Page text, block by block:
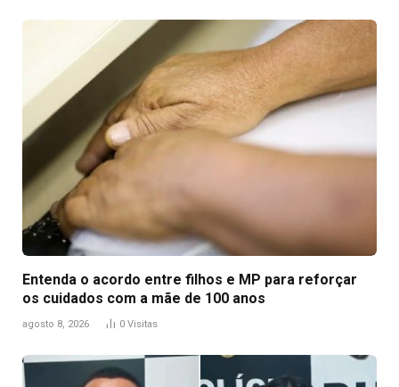
Entenda o acordo entre filhos e MP para reforçar
os cuidados com a mãe de 100 anos
agosto 8, 2026 0 Visitas